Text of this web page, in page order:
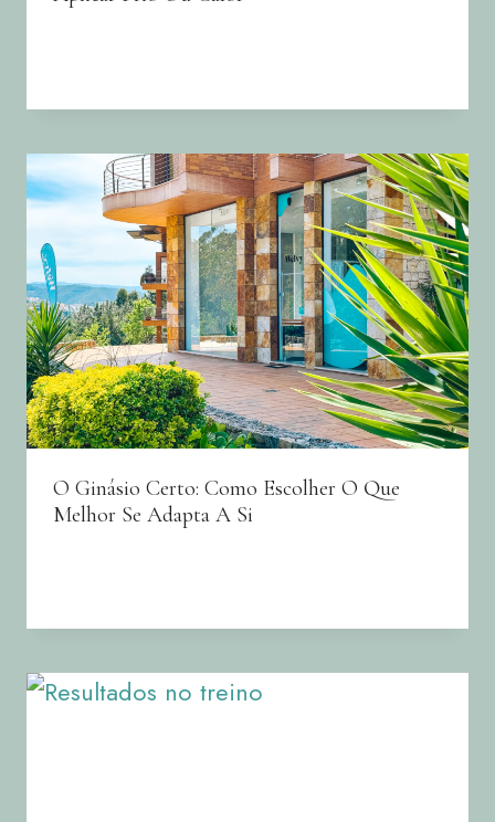
O Ginásio Certo: Como Escolher O Que
Melhor Se Adapta A Si